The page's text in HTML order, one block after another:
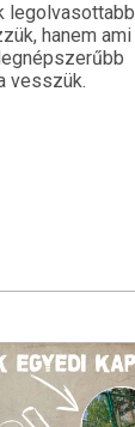
legolvasottabb
hanem ami
vesszük.